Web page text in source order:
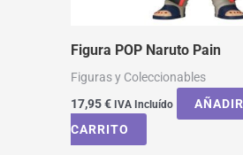
Figura POP Naruto Pain
Figuras y Coleccionables
17,95€ IVA Incluído
CARRITO